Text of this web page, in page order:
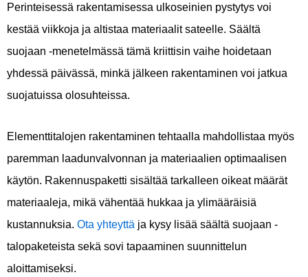
Perinteisessä rakentamisessa ulkoseinien pystytys voi
kestää viikkoja ja altistaa materiaalit sateelle. Säältä
suojaan -menetelmässä tämä kriittisin vaihe hoidetaan
yhdessä päivässä, minkä jälkeen rakentaminen voi jatkua
suojatuissa olosuhteissa.
Elementtitalojen rakentaminen tehtaalla mahdollistaa myös
paremman laadunvalvonnan ja materiaalien optimaalisen
käytön. Rakennuspaketti sisältää tarkalleen oikeat määrät
materiaaleja, mikä vähentää hukkaa ja ylimääräisiä
kustannuksia. Ota yhteyttä ja kysy lisää säältä suojaan -
talopaketeista sekä sovi tapaaminen suunnittelun
aloittamiseksi.